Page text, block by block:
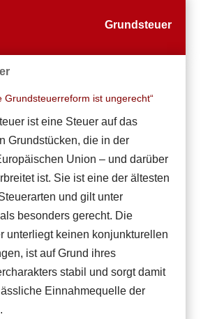
Grundsteuer
Grundsteuerreform ist ungerecht“
ist eine Steuer auf das
Grundstücken, die in der
Union – und darüber
ist. Sie ist eine der ältesten
und gilt unter
besonders gerecht. Die
unterliegt keinen konjunkturellen
ist auf Grund ihres
stabil und sorgt damit
Einnahmequelle der